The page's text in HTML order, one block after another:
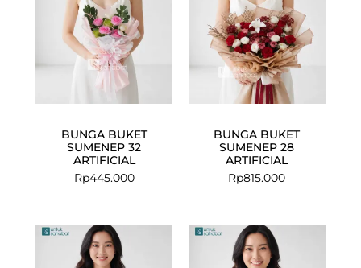
BUNGA BUKET
SUMENEP 32
ARTIFICIAL
Rp445.000
BUNGA BUKET
SUMENEP 28
ARTIFICIAL
Rp815.000